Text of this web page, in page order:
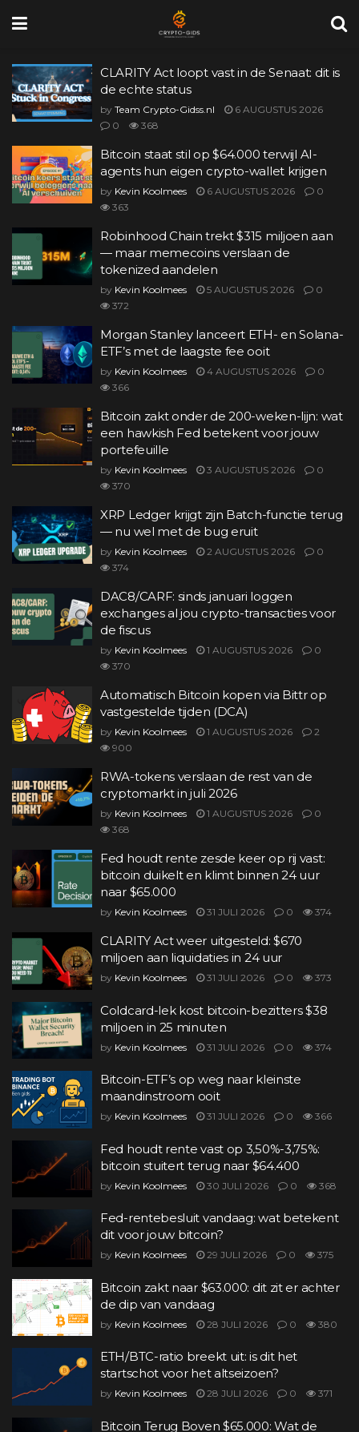
CLARITY Act loopt vast in de Senaat: dit is
de echte status
by Team Crypto-Gidss.nl
6 AUGUSTUS 2026
0
368
Bitcoin staat stil op $64.000 terwijl AI-
agents hun eigen crypto-wallet krijgen
by Kevin Koolmees 6 AUGUSTUS 2026
0
363
Robinhood Chain trekt $315 miljoen aan
— maar memecoins verslaan de
tokenized aandelen
by Kevin Koolmees 5 AUGUSTUS 2026
0
372
Morgan Stanley lanceert ETH- en Solana-
ETF’s met de laagste fee ooit
by Kevin Koolmees 4 AUGUSTUS 2026
0
366
Bitcoin zakt onder de 200-weken-lijn: wat
een hawkish Fed betekent voor jouw
portefeuille
by Kevin Koolmees 3 AUGUSTUS 2026
0
370
XRP Ledger krijgt zijn Batch-functie terug
— nu wel met de bug eruit
by Kevin Koolmees 2 AUGUSTUS 2026
0
374
DAC8/CARF: sinds januari loggen
exchanges al jou crypto-transacties voor
de fiscus
by Kevin Koolmees 1 AUGUSTUS 2026
0
370
Automatisch Bitcoin kopen via Bittr op
vastgestelde tijden (DCA)
by Kevin Koolmees 1 AUGUSTUS 2026
2
900
RWA-tokens verslaan de rest van de
cryptomarkt in juli 2026
by Kevin Koolmees 1 AUGUSTUS 2026
0
368
Fed houdt rente zesde keer op rij vast:
bitcoin duikelt en klimt binnen 24 uur
naar $65.000
by Kevin Koolmees 31 JULI 2026 0 374
CLARITY Act weer uitgesteld: $670
miljoen aan liquidaties in 24 uur
by Kevin Koolmees 31 JULI 2026 0 373
Coldcard-lek kost bitcoin-bezitters $38
miljoen in 25 minuten
by Kevin Koolmees 31 JULI 2026 0 374
Bitcoin-ETF’s op weg naar kleinste
maandinstroom ooit
by Kevin Koolmees 31 JULI 2026 0 366
Fed houdt rente vast op 3,50%-3,75%:
bitcoin stuitert terug naar $64.400
by Kevin Koolmees 30 JULI 2026 0 368
Fed-rentebesluit vandaag: wat betekent
dit voor jouw bitcoin?
by Kevin Koolmees 29 JULI 2026 0 375
Bitcoin zakt naar $63.000: dit zit er achter
de dip van vandaag
by Kevin Koolmees 28 JULI 2026 0 380
ETH/BTC-ratio breekt uit: is dit het
startschot voor het altseizoen?
by Kevin Koolmees 28 JULI 2026 0 371
Bitcoin Terug Boven $65.000: Wat de